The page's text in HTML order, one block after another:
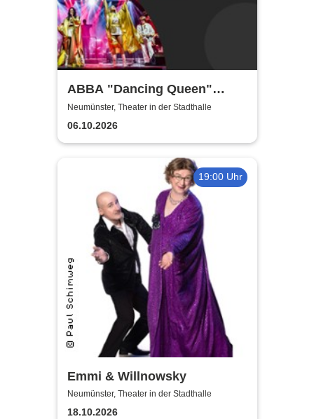
ABBA "Dancing Queen"
Show 2026
Neumünster, Theater in der Stadthalle
06.10.2026
19:00 Uhr
Emmi & Willnowsky
Neumünster, Theater in der Stadthalle
18.10.2026